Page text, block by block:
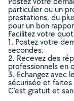
particulier ou un
prestations, du
pour un bon
Facilitez votre
1. Postez votre
secondes.
2. Recevez des
professionnels en
3. Echangez avec
sécurisée et faites
C’est gratuit et